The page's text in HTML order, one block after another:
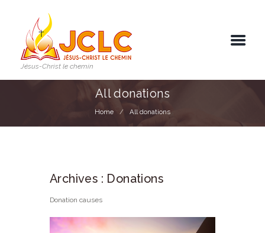
Jésus-Christ le chemin
All donations
Home All donations
Archives : Donations
Donation causes